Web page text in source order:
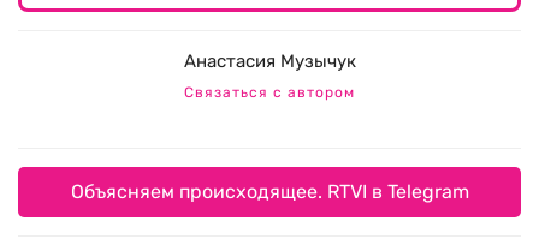
Анастасия Музычук
Связаться с автором
Объясняем происходящее. RTVI в Telegram